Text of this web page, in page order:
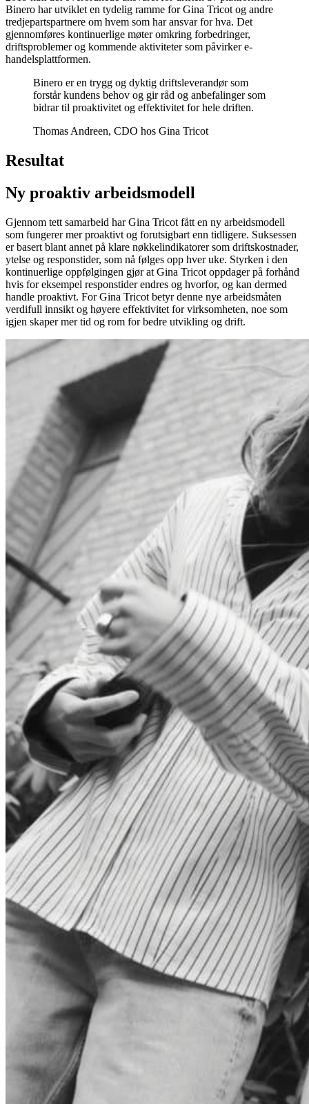
Binero har utviklet en tydelig ramme for Gina Tricot og andre
tredjepartspartnere om hvem som har ansvar for hva. Det
gjennomføres kontinuerlige møter omkring forbedringer,
driftsproblemer og kommende aktiviteter som påvirker e-
handelsplattformen.
Binero er en trygg og dyktig driftsleverandør som
forstår kundens behov og gir råd og anbefalinger som
bidrar til proaktivitet og effektivitet for hele driften.
Thomas Andreen, CDO hos Gina Tricot
Resultat
Ny proaktiv arbeidsmodell
Gjennom tett samarbeid har Gina Tricot fått en ny arbeidsmodell
som fungerer mer proaktivt og forutsigbart enn tidligere. Suksessen
er basert blant annet på klare nøkkelindikatorer som driftskostnader,
ytelse og responstider, som nå følges opp hver uke. Styrken i den
kontinuerlige oppfølgingen gjør at Gina Tricot oppdager på forhånd
hvis for eksempel responstider endres og hvorfor, og kan dermed
handle proaktivt. For Gina Tricot betyr denne nye arbeidsmåten
verdifull innsikt og høyere effektivitet for virksomheten, noe som
igjen skaper mer tid og rom for bedre utvikling og drift.